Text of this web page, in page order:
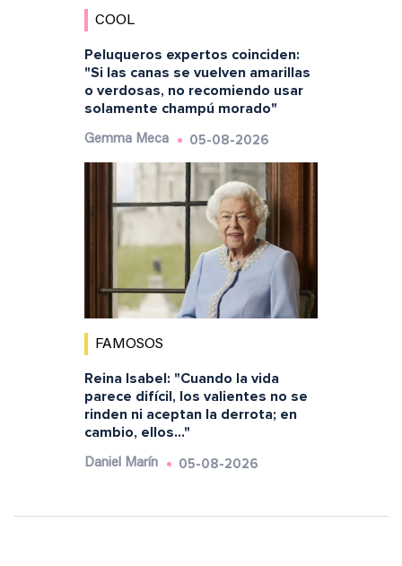
COOL
Peluqueros expertos coinciden:
"Si las canas se vuelven amarillas
o verdosas, no recomiendo usar
solamente champú morado"
Gemma Meca 05-08-2026
FAMOSOS
Reina Isabel: "Cuando la vida
parece difícil, los valientes no se
rinden ni aceptan la derrota; en
cambio, ellos..."
Daniel Marín 05-08-2026